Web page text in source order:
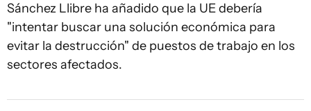
Sánchez Llibre ha añadido que la UE debería
"intentar buscar una solución económica para
evitar la destrucción" de puestos de trabajo en los
sectores afectados.